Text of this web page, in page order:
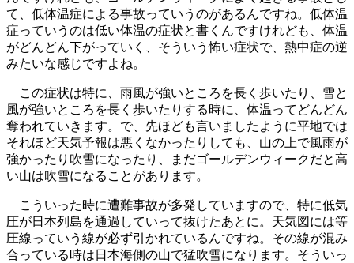
て、低体温症による事故っていうのがあるんですね。低体温
症っていうのは低い体温の症状と書くんですけれども、体温
がどんどん下がっていく、そういう怖い症状で、熱中症の逆
みたいな感じですよね。
この症状は特に、雨風が強いところを長く歩いたり、雪と
風が強いところを長く歩いたりする時に、体温ってどんどん
奪われていきます。で、先ほども言いましたように平地では
それほど天気予報は悪くなかったりしても、山の上で風雨が
強かったり吹雪になったり、まだゴールデンウィークだと高
い山は吹雪になることがあります。
こういった時に遭難事故が多発していますので、特に低気
圧が日本列島を通過していって抜けたあとに。天気図には等
圧線っていう線が必ず引かれているんですね。その線が混み
合っている時は日本海側の山で猛吹雪になります。そういっ